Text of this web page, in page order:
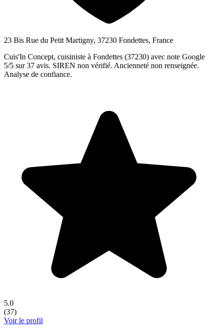
23 Bis Rue du Petit Martigny, 37230 Fondettes, France
Cuis'In Concept, cuisiniste à Fondettes (37230) avec note Google
5/5 sur 37 avis. SIREN non vérifié. Ancienneté non renseignée.
Analyse de confiance.
5.0
(37)
Voir le profil